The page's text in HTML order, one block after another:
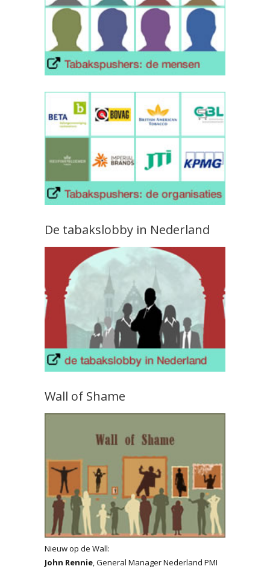
De tabakslobby in Nederland
Wall of Shame
Nieuw op de Wall:
John Rennie, General Manager Nederland PMI